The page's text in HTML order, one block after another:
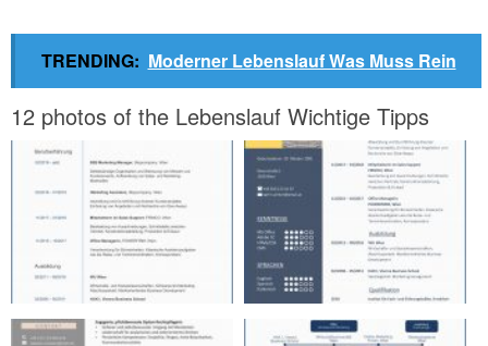
TRENDING: Moderner Lebenslauf Was Muss Rein
12 photos of the Lebenslauf Wichtige Tipps